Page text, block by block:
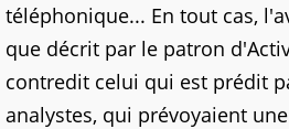
téléphonique... En tout cas,
que décrit par le patron
contredit celui qui est prédit
analystes, qui prévoyaient